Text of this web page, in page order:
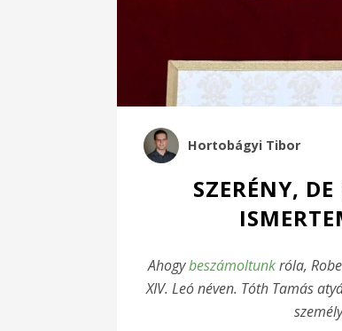
Hortobágyi Tibor
SZERÉNY,
Ahogybeszámoltunkróla,
XIV. Leó néven. Tóth Tamás